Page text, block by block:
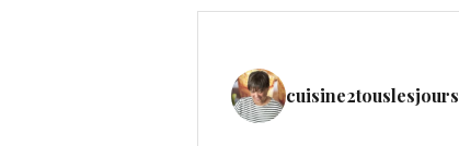
cuisine2touslesjours